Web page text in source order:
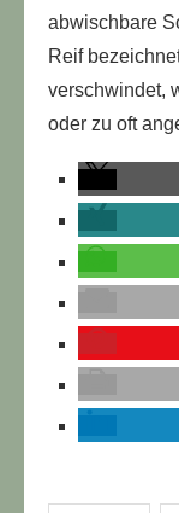
abwischbare
Reif
verschwindet,
oder zu oft